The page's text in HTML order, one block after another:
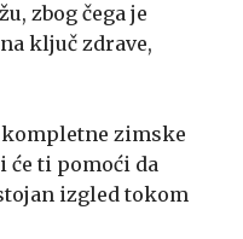
zbog čega je
ključ zdrave,
zimske
će ti pomoći da
izgled tokom